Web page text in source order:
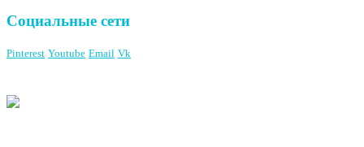
Социальные сети
Pinterest Youtube Email Vk